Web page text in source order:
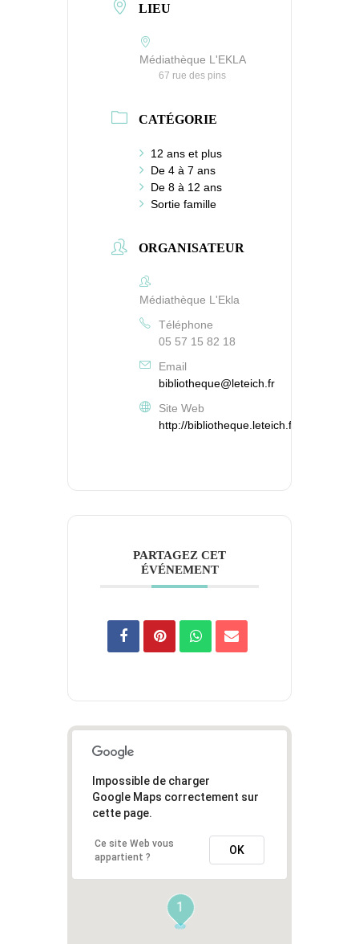
LIEU
Médiathèque L'EKLA
67 rue des pins
CATÉGORIE
12 ans et plus
De 4 à 7 ans
De 8 à 12 ans
Sortie famille
ORGANISATEUR
Médiathèque L'Ekla
Téléphone
05 57 15 82 18
Email
bibliotheque@leteich.fr
Site Web
http://bibliotheque.leteich.fr
PARTAGEZ CET
ÉVÉNEMENT
1
Impossible de charger
Google Maps correctement sur
cette page.
Ce site Web vous
appartient ?
OK